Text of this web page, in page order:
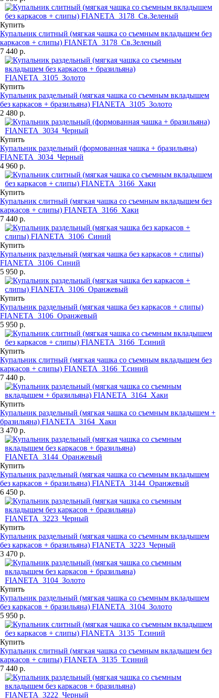
Купить
Купальник слитный (мягкая чашка со съемным вкладышем без
каркасов + слипы) FIANETA_3178_Св.Зеленый
7 440 р.
Купить
Купальник раздельный (мягкая чашка со съемным вкладышем
без каркасов + бразильяна) FIANETA_3105_Золото
2 480 р.
Купить
Купальник раздельный (формованная чашка + бразильяна)
FIANETA_3034_Черный
4 960 р.
Купить
Купальник слитный (мягкая чашка со съемным вкладышем без
каркасов + слипы) FIANETA_3166_Хаки
7 440 р.
Купить
Купальник раздельный (мягкая чашка без каркасов + слипы)
FIANETA_3106_Синий
5 950 р.
Купить
Купальник раздельный (мягкая чашка без каркасов + слипы)
FIANETA_3106_Оранжевый
5 950 р.
Купить
Купальник слитный (мягкая чашка со съемным вкладышем без
каркасов + слипы) FIANETA_3166_Т.синий
7 440 р.
Купить
Купальник раздельный (мягкая чашка со съемным вкладышем +
бразильяна) FIANETA_3164_Хаки
3 470 р.
Купить
Купальник раздельный (мягкая чашка со съемным вкладышем
без каркасов + бразильяна) FIANETA_3144_Оранжевый
6 450 р.
Купить
Купальник раздельный (мягкая чашка со съемным вкладышем
без каркасов + бразильяна) FIANETA_3223_Черный
3 470 р.
Купить
Купальник раздельный (мягкая чашка со съемным вкладышем
без каркасов + бразильяна) FIANETA_3104_Золото
5 950 р.
Купить
Купальник слитный (мягкая чашка со съемным вкладышем без
каркасов + слипы) FIANETA_3135_Т.синий
7 440 р.